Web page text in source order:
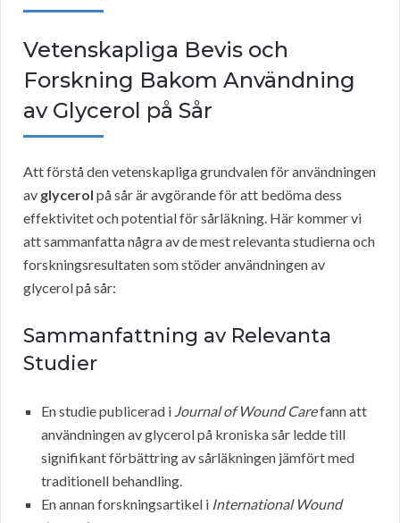
Vetenskapliga Bevis och
Forskning Bakom Användning
av Glycerol på Sår
Att förstå den vetenskapliga grundvalen för användningen
av glycerol på sår är avgörande för att bedöma dess
effektivitet och potential för sårläkning. Här kommer vi
att sammanfatta några av de mest relevanta studierna och
forskningsresultaten som stöder användningen av
glycerol på sår:
Sammanfattning av Relevanta
Studier
En studie publicerad i Journal of Wound Carefann att
användningen av glycerol på kroniska sår ledde till
signifikant förbättring av sårläkningen jämfört med
traditionell behandling.
En annan forskningsartikel i International Wound